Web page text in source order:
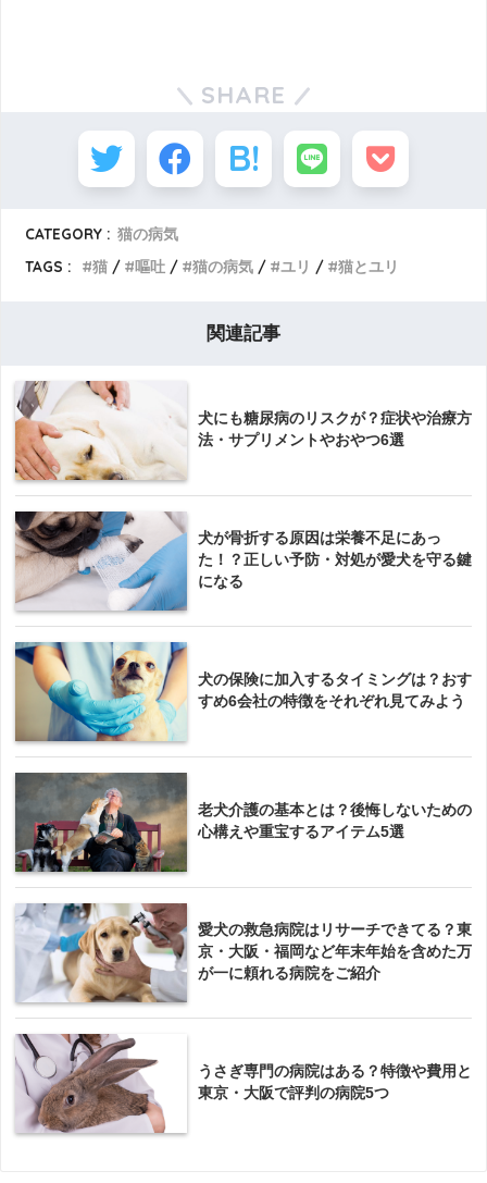
SHARE
CATEGORY : 猫の病気
TAGS :
猫 嘔吐 猫の病気 ユリ 猫とユリ
関連記事
犬にも糖尿病のリスクが？症状や治療方
法・サプリメントやおやつ6選
犬が骨折する原因は栄養不足にあっ
た！？正しい予防・対処が愛犬を守る鍵
になる
犬の保険に加入するタイミングは？おす
すめ6会社の特徴をそれぞれ見てみよう
老犬介護の基本とは？後悔しないための
心構えや重宝するアイテム5選
愛犬の救急病院はリサーチできてる？東
京・大阪・福岡など年末年始を含めた万
が一に頼れる病院をご紹介
うさぎ専門の病院はある？特徴や費用と
東京・大阪で評判の病院5つ